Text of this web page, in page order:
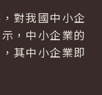
對我國中小企
，中小企業的
其中小企業即